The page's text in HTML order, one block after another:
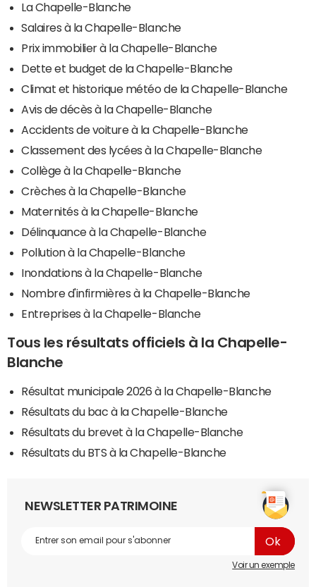
La Chapelle-Blanche
Salaires à la Chapelle-Blanche
Prix immobilier à la Chapelle-Blanche
Dette et budget de la Chapelle-Blanche
Climat et historique météo de la Chapelle-Blanche
Avis de décès à la Chapelle-Blanche
Accidents de voiture à la Chapelle-Blanche
Classement des lycées à la Chapelle-Blanche
Collège à la Chapelle-Blanche
Crèches à la Chapelle-Blanche
Maternités à la Chapelle-Blanche
Délinquance à la Chapelle-Blanche
Pollution à la Chapelle-Blanche
Inondations à la Chapelle-Blanche
Nombre d'infirmières à la Chapelle-Blanche
Entreprises à la Chapelle-Blanche
Tous les résultats officiels à la Chapelle-
Blanche
Résultat municipale 2026 à la Chapelle-Blanche
Résultats du bac à la Chapelle-Blanche
Résultats du brevet à la Chapelle-Blanche
Résultats du BTS à la Chapelle-Blanche
NEWSLETTER PATRIMOINE
Voir un exemple